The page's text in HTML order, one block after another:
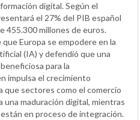
digital. Según el
el 27% del PIB español
455.300 millones de euros.
Europa se empodere en la
(IA) y defendió que una
para la
impulsa el crecimiento
que sectores como el comercio
una maduración digital, mientras
en proceso de integración.